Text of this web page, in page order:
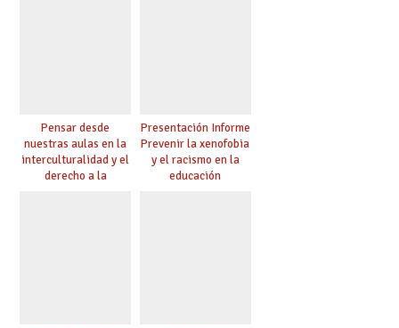
Pensar desde
nuestras aulas en la
interculturalidad y el
derecho a la
Presentación Informe
Prevenir la xenofobia
y el racismo en la
educación